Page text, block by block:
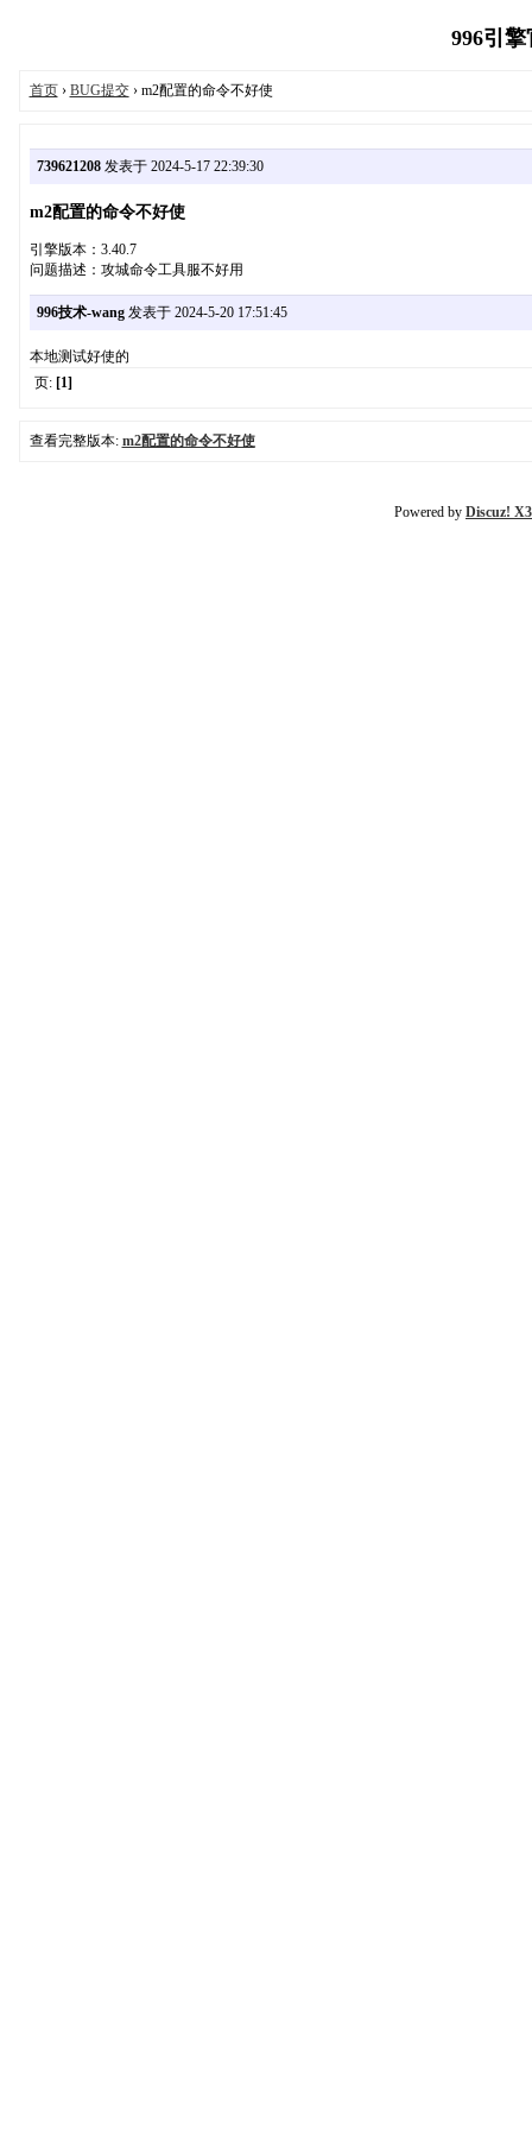
996引
首页› BUG提交› m2配置的命令不好使
739621208发表于 2024-5-17 22:39:30
m2配置的命令不好使
引擎版本：3.40.7
问题描述：攻城命令工具服不好用
996技术-wang发表于 2024-5-20 17:51:45
本地测试好使的
页: [1]
查看完整版本: m2配置的命令不好使
Powered by Discuz!